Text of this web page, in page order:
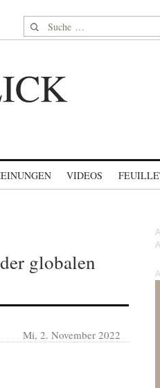
Suche nach:
VIDEOS
globalen
Mi, 2. November 2022